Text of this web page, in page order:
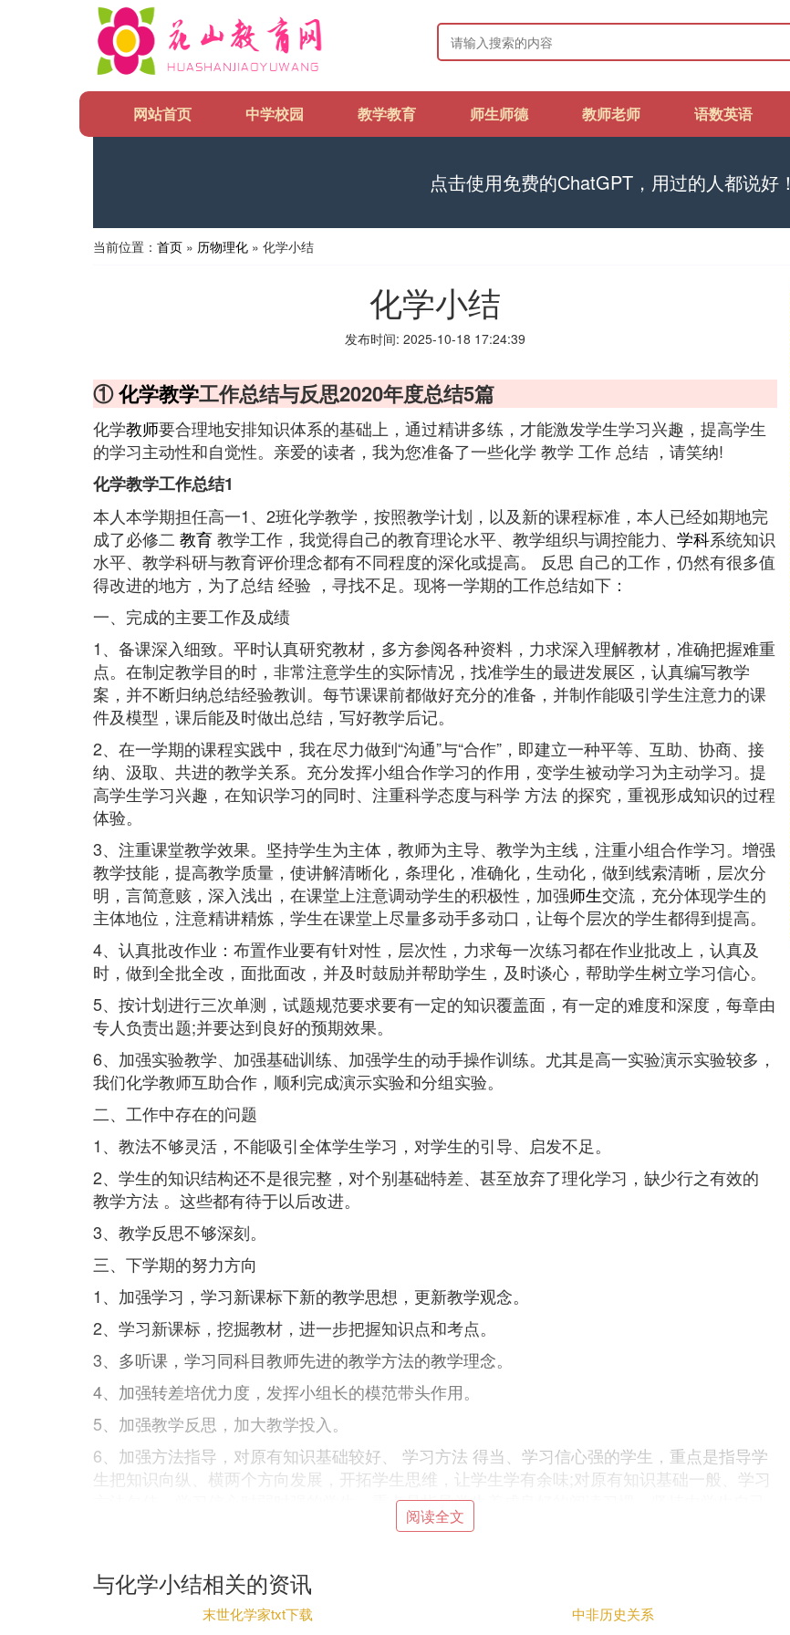
网站首页 中学校园 教学教育 师生师德 教师老师 语数英语
点击使用免费的ChatGPT，用过的人都说好！
当前位置： 首页 » 历物理化 » 化学小结
化学小结
发布时间: 2025-10-18 17:24:39
①化学教学工作总结与反思2020年度总结5篇
化学教师要合理地安排知识体系的基础上，通过精讲多练，才能激发学生学习兴趣，提高学生
的学习主动性和自觉性。亲爱的读者，我为您准备了一些化学 教学 工作 总结 ，请笑纳!
化学教学工作总结1
本人本学期担任高一1、2班化学教学，按照教学计划，以及新的课程标准，本人已经如期地完
成了必修二 教育教学工作，我觉得自己的教育理论水平、教学组织与调控能力、 学科系统知识
水平、教学科研与教育评价理念都有不同程度的深化或提高。 反思 自己的工作，仍然有很多值
得改进的地方，为了总结 经验 ，寻找不足。现将一学期的工作总结如下：
一、完成的主要工作及成绩
1、备课深入细致。平时认真研究教材，多方参阅各种资料，力求深入理解教材，准确把握难重
点。在制定教学目的时，非常注意学生的实际情况，找准学生的最进发展区，认真编写教学
案，并不断归纳总结经验教训。每节课课前都做好充分的准备，并制作能吸引学生注意力的课
件及模型，课后能及时做出总结，写好教学后记。
2、在一学期的课程实践中，我在尽力做到“沟通”与“合作”，即建立一种平等、互助、协商、接
纳、汲取、共进的教学关系。充分发挥小组合作学习的作用，变学生被动学习为主动学习。提
高学生学习兴趣，在知识学习的同时、注重科学态度与科学 方法 的探究，重视形成知识的过程
体验。
3、注重课堂教学效果。坚持学生为主体，教师为主导、教学为主线，注重小组合作学习。增强
教学技能，提高教学质量，使讲解清晰化，条理化，准确化，生动化，做到线索清晰，层次分
明，言简意赅，深入浅出，在课堂上注意调动学生的积极性，加强师生交流，充分体现学生的
主体地位，注意精讲精炼，学生在课堂上尽量多动手多动口，让每个层次的学生都得到提高。
4、认真批改作业：布置作业要有针对性，层次性，力求每一次练习都在作业批改上，认真及
时，做到全批全改，面批面改，并及时鼓励并帮助学生，及时谈心，帮助学生树立学习信心。
5、按计划进行三次单测，试题规范要求要有一定的知识覆盖面，有一定的难度和深度，每章由
专人负责出题;并要达到良好的预期效果。
6、加强实验教学、加强基础训练、加强学生的动手操作训练。尤其是高一实验演示实验较多，
我们化学教师互助合作，顺利完成演示实验和分组实验。
二、工作中存在的问题
1、教法不够灵活，不能吸引全体学生学习，对学生的引导、启发不足。
2、学生的知识结构还不是很完整，对个别基础特差、甚至放弃了理化学习，缺少行之有效的
教学方法 。这些都有待于以后改进。
3、教学反思不够深刻。
三、下学期的努力方向
1、加强学习，学习新课标下新的教学思想，更新教学观念。
2、学习新课标，挖掘教材，进一步把握知识点和考点。
3、多听课，学习同科目教师先进的教学方法的教学理念。
4、加强转差培优力度，发挥小组长的模范带头作用。
5、加强教学反思，加大教学投入。
6、加强方法指导，对原有知识基础较好、 学习方法 得当、学习信心强的学生，重点是指导学
生把知识向纵、横两个方向发展，开拓学生思维，让学生学有余味;对原有知识基础一般、学习
方法欠佳、学习信心时弱时强的学生，重点是指导学生养成良好的阅读习惯，坚持由学生自己
阅读，有利于学生积极思维，形成良好的学习习惯和方法。
习习惯，不断向有特长的同事学习，使自己的工作逐步得到完善。
本学期即将结束，有成就也有不足，但我仍要努力工作，勤于奉献、创新方向，不断开拓进
阅读全文
与化学小结相关的资讯
末世化学家txt下载
中非历史关系